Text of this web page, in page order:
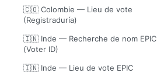
🇨🇴 Colombie — Lieu de vote
(Registraduría)
🇮🇳 Inde — Recherche de nom EPIC
(Voter ID)
🇮🇳 Inde — Lieu de vote EPIC